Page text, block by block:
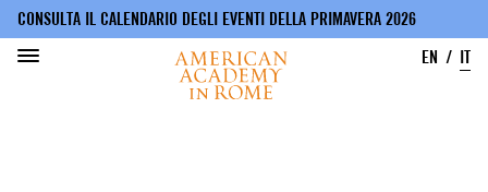
CONSULTA IL CALENDARIO DEGLI EVENTI DELLA PRIMAVERA 2026
EN
IT